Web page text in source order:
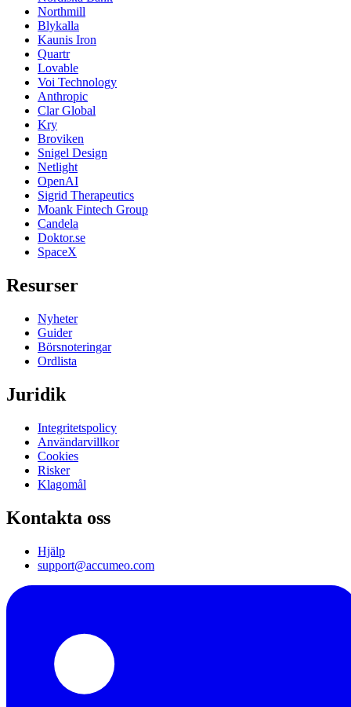
Northmill
Blykalla
Kaunis Iron
Quartr
Lovable
Voi Technology
Anthropic
Clar Global
Kry
Broviken
Snigel Design
Netlight
OpenAI
Sigrid Therapeutics
Moank Fintech Group
Candela
Doktor.se
SpaceX
Resurser
Nyheter
Guider
Börsnoteringar
Ordlista
Juridik
Integritetspolicy
Användarvillkor
Cookies
Risker
Klagomål
Kontakta oss
Hjälp
support@accumeo.com